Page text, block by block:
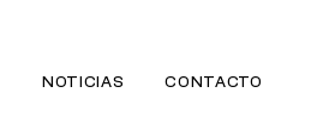
NOTICIAS CONTACTO